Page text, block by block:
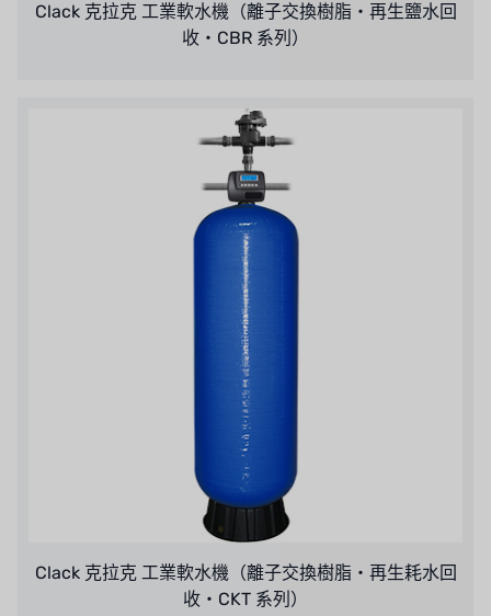
Clack 克拉克 工業軟水機（離子交換樹脂・再生鹽水回
收・CBR 系列）
Clack 克拉克 工業軟水機（離子交換樹脂・再生耗水回
收・CKT 系列）